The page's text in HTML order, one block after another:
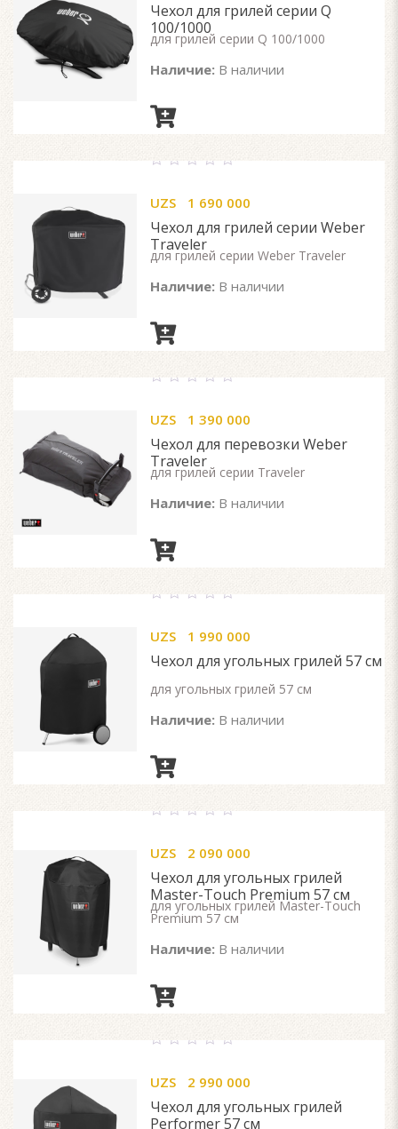
Чехол для грилей серии Q
100/1000
для грилей серии Q 100/1000
Наличие: В наличии
of
UZS 1 690 000
Чехол для грилей серии Weber
Traveler
для грилей серии Weber Traveler
Наличие: В наличии
of
UZS 1 390 000
Чехол для перевозки Weber
Traveler
для грилей серии Traveler
Наличие: В наличии
of
UZS 1 990 000
Чехол для угольных грилей 57 см
для угольных грилей 57 см
Наличие: В наличии
of
UZS 2 090 000
Чехол для угольных грилей
Master-Touch Premium 57 см
для угольных грилей Master-Touch
Premium 57 см
Наличие: В наличии
of
UZS 2 990 000
Чехол для угольных грилей
Performer 57 см